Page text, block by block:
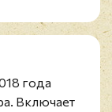
года
Включает